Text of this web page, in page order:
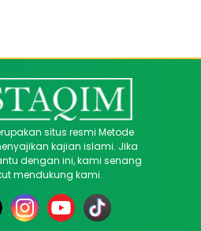
situs resmi Metode
kajian islami. Jika
dengan ini, kami senang
mendukung kami.